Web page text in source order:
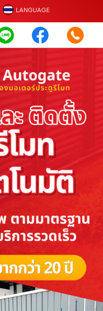
LANGUAGE